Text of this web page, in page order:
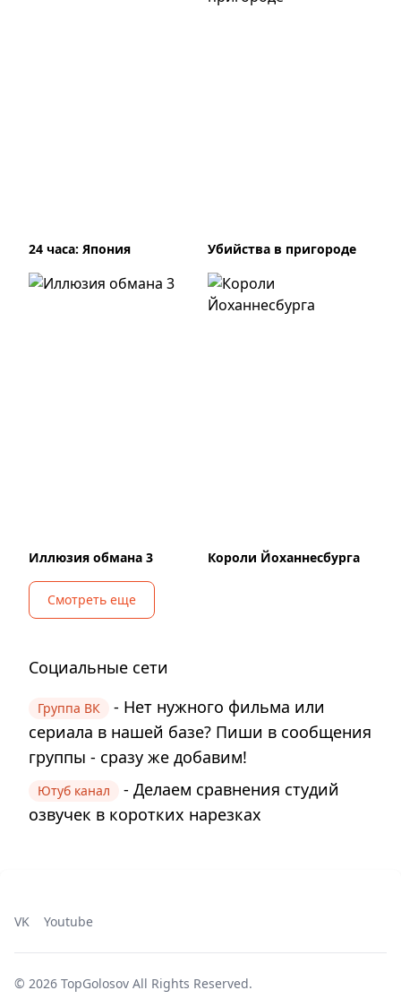
24 часа: Япония Убийства в пригороде
Иллюзия обмана 3 Короли Йоханнесбурга
Смотреть еще
Социальные сети
Группа ВК
- Нет нужного фильма или
сериала в нашей базе? Пиши в сообщения
группы - сразу же добавим!
Ютуб канал
- Делаем сравнения студий
озвучек в коротких нарезках
VK Youtube
© 2026 TopGolosov All Rights Reserved.